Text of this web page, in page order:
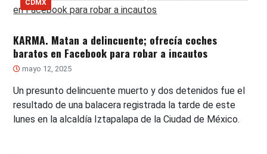
CDMX
KARMA. Matan a delincuente; ofrecía coches
baratos en Facebook para robar a incautos
mayo 12, 2025
Un presunto delincuente muerto y dos detenidos fue el
resultado de una balacera registrada la tarde de este
lunes en la alcaldía Iztapalapa de la Ciudad de México.